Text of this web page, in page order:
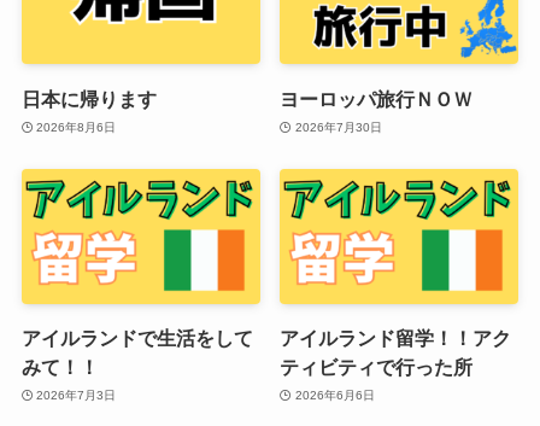
日本に帰ります
2026年8月6日
ヨーロッパ旅行ＮＯＷ
2026年7月30日
アイルランドで生活をして
みて！！
2026年7月3日
アイルランド留学！！アク
ティビティで行った所
2026年6月6日